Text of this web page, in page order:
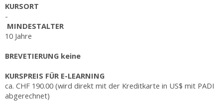
KURSORT
-
MINDESTALTER
10 Jahre
BREVETIERUNG keine
KURSPREIS FÜR E-LEARNING
ca. CHF 190.00 (wird direkt mit der Kreditkarte in US$ mit PADI
abgerechnet)